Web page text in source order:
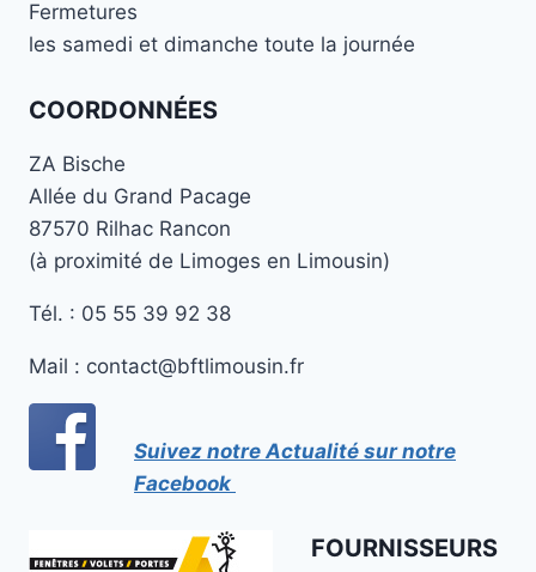
Fermetures
les samedi et dimanche toute la journée
COORDONNÉES
ZA Bische
Allée du Grand Pacage
87570 Rilhac Rancon
(à proximité de Limoges en Limousin)
Tél. : 05 55 39 92 38
Mail : contact@bftlimousin.fr
Suivez notre Actualité sur notre
Facebook
FOURNISSEURS